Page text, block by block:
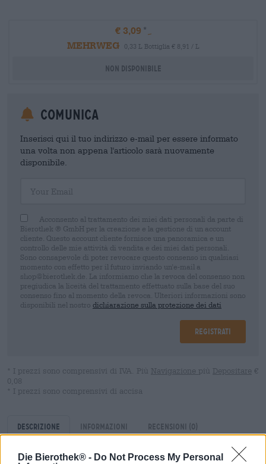
Die Bierothek® - Do Not Process My Personal
€ 3,09
MEHRWEG
0,33 L Bottiglia € 8,91 / L
Non disponibile
Comunica
Inserisci qui il tuo indirizzo e-mail per essere informato
una volta non appena l'articolo sarà nuovamente
disponibile.
Acconsento al trattamento dei miei dati personali da parte di
Bierothek ® GmbH per la creazione e la gestione di un account
cliente. Questo account cliente fornisce una panoramica e un
controllo delle mie attività di vendita e dei miei dati personali.
Sono consapevole di poter revocare questo consenso in qualsiasi
momento con effetto per il futuro inviando un'e-mail a
shop@bierothek.de. La informiamo che la revoca del consenso non
pregiudica la liceità del trattamento effettuato sulla base del suo
consenso fino al momento della revoca. Ulteriori informazioni sono
disponibili nel nostro dichiarazione sulla protezione dei dati
Registrati
* I prezzi sono comprensivi di IVA. Più Navigazione più Depositare €
0,08
* I prezzi sono comprensivi di accisa
Descrizione Informazioni Recensioni (0)